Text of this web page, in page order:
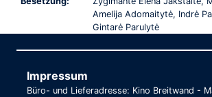
Amelija Adomaitytė, Indrė
Gintarė Parulytė
Impressum
Büro- und Lieferadresse: Kino Breitwand -